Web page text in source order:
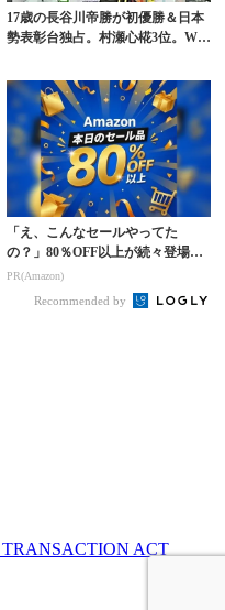
17歳の長谷川帝勝が初優勝＆日本
勢表彰台独占。村瀬心椛3位。W杯
「え、こんなセールやってた
の？」80％OFF以上が続々登場！
Amazonの本気が...
PR(Amazon)
Recommended by
ACT